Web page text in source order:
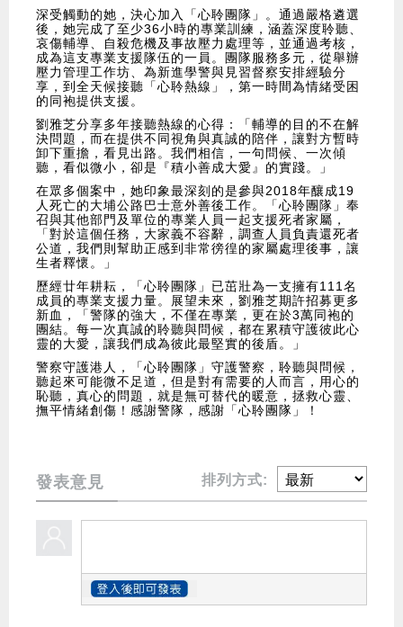
深受觸動的她，決心加入「心聆團隊」。通過嚴格遴選
後，她完成了至少36小時的專業訓練，涵蓋深度聆聽、
哀傷輔導、自殺危機及事故壓力處理等，並通過考核，
成為這支專業支援隊伍的一員。團隊服務多元，從舉辦
壓力管理工作坊、為新進學警與見習督察安排經驗分
享，到全天候接聽「心聆熱線」，第一時間為情緒受困
的同袍提供支援。
劉雅芝分享多年接聽熱線的心得：「輔導的目的不在解
決問題，而在提供不同視角與真誠的陪伴，讓對方暫時
卸下重擔，看見出路。我們相信，一句問候、一次傾
聽，看似微小，卻是『積小善成大愛』的實踐。」
在眾多個案中，她印象最深刻的是參與2018年釀成19
人死亡的大埔公路巴士意外善後工作。「心聆團隊」奉
召與其他部門及單位的專業人員一起支援死者家屬，
「對於這個任務，大家義不容辭，調查人員負責還死者
公道，我們則幫助正感到非常徬徨的家屬處理後事，讓
生者釋懷。」
歷經廿年耕耘，「心聆團隊」已茁壯為一支擁有111名
成員的專業支援力量。展望未來，劉雅芝期許招募更多
新血，「警隊的強大，不僅在專業，更在於3萬同袍的
團結。每一次真誠的聆聽與問候，都在累積守護彼此心
靈的大愛，讓我們成為彼此最堅實的後盾。」
警察守護港人，「心聆團隊」守護警察，聆聽與問候，
聽起來可能微不足道，但是對有需要的人而言，用心的
恥聽，真心的問題，就是無可替代的暖意，拯救心靈、
撫平情緒創傷！感謝警隊，感謝「心聆團隊」！
發表意見 排列方式: